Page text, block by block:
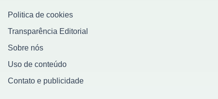
Politica de cookies
Transparência Editorial
Sobre nós
Uso de conteúdo
Contato e publicidade